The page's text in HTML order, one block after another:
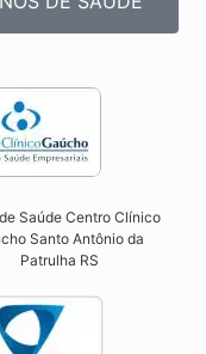
Saúde Centro Clínico
Santo Antônio da
Patrulha RS​